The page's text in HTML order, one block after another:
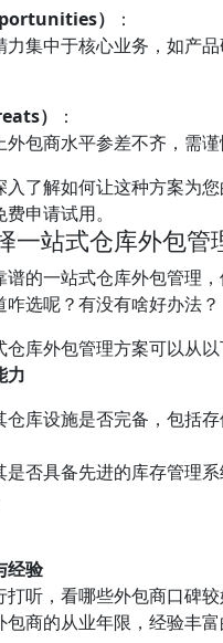
）
：
力集中于核心业务，如产品
）
：
外包商水平参差不齐，需谨
入了解如何让这种方案为您
申请试用。
一站式仓库外包管
谱的一站式仓库外包管理
咋选呢？有没有啥好办法？
仓库外包管理方案可以从以
力
仓库设施是否完备，包括
是否具备先进的库存管理
经验
打听，看哪些外包商口碑较
包商的从业年限，经验丰富